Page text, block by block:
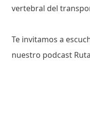
vertebral del
Te invitamos a
nuestro podcast